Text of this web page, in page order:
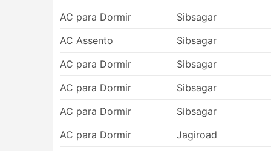
AC para Dormir
Sibsagar
AC Assento
Sibsagar
AC para Dormir
Sibsagar
AC para Dormir
Sibsagar
AC para Dormir
Sibsagar
AC para Dormir
Jagiroad